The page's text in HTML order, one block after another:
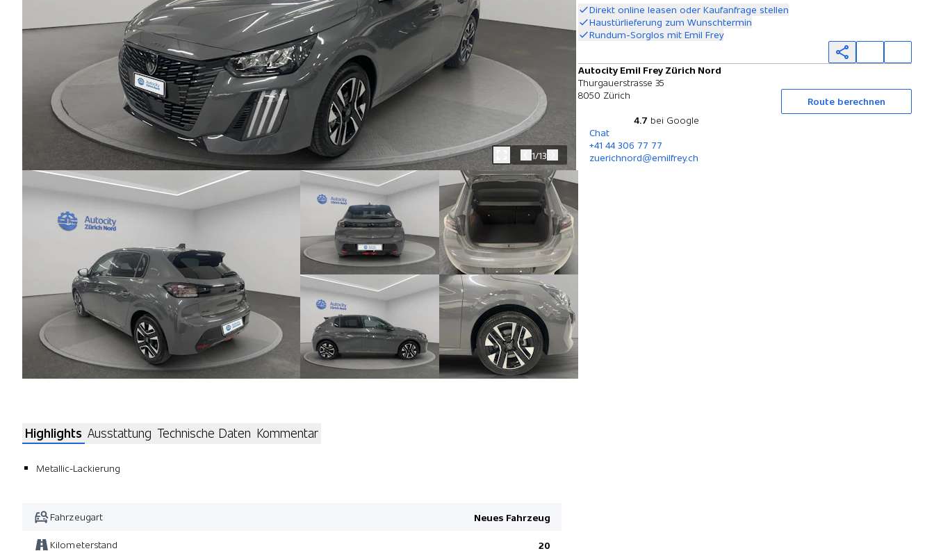
Direkt online leasen oder Kaufanfrage stellen
Haustürlieferung zum Wunschtermin
Rundum-Sorglos mit Emil Frey
Autocity Emil Frey Zürich Nord
Thurgauerstrasse 35
8050 Zürich
Route berechnen
4.7 bei Google
Chat
+41 44 306 77 77
zuerichnord@emilfrey.ch
1/13
Highlights Ausstattung Technische Daten Kommentar
Metallic-Lackierung
Fahrzeugart Neues Fahrzeug
Kilometerstand 20